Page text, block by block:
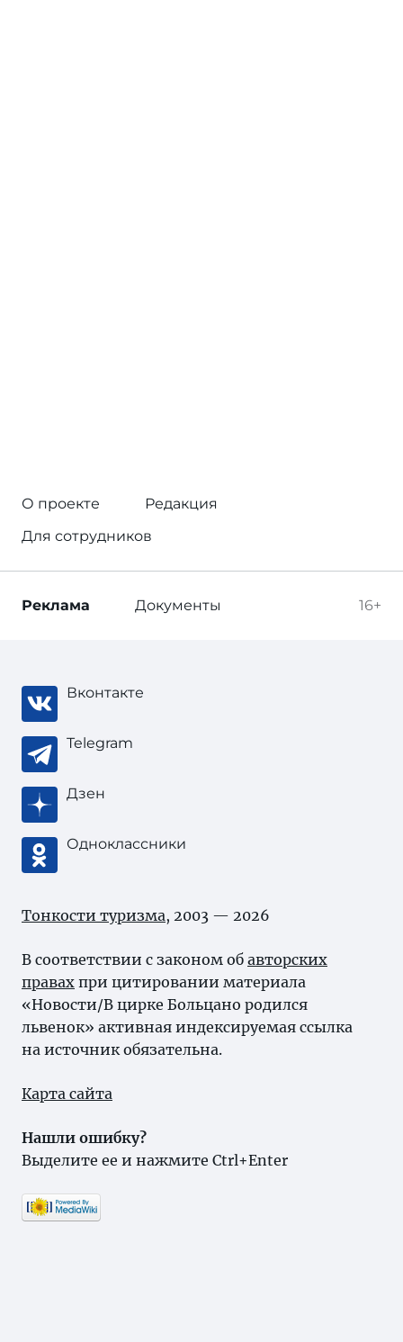
О проекте
Редакция
Для сотрудников
16+
Реклама Документы
Вконтакте
Telegram
Дзен
Одноклассники
Тонкости туризма, 2003 — 2026
В соответствии с законом об авторских
правах при цитировании материала
«Новости/В цирке Больцано родился
львенок» активная индексируемая ссылка
на источник обязательна.
Карта сайта
Нашли ошибку?
Выделите ее и нажмите Ctrl+Enter